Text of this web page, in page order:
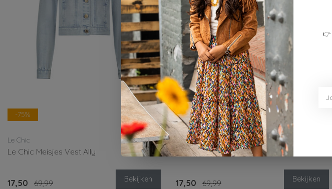
-75%
Le Chic
Le Chic Meisjes Vest Ally
17,50 69,99 Bekijken
-75%
Le Chic
Le Chic Meisjes Vest Amy
17,50 69,99 Bekijken
👉